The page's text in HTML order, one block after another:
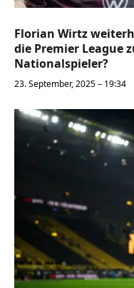
Florian Wirtz
die Premier League
Nationalspieler?
23. September, 2025 – 19:34